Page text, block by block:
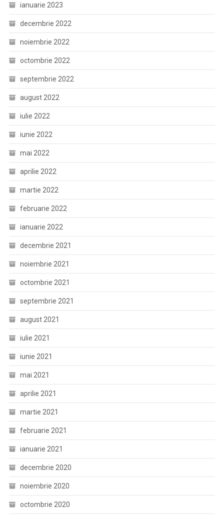
ianuarie 2023
decembrie 2022
noiembrie 2022
octombrie 2022
septembrie 2022
august 2022
iulie 2022
iunie 2022
mai 2022
aprilie 2022
martie 2022
februarie 2022
ianuarie 2022
decembrie 2021
noiembrie 2021
octombrie 2021
septembrie 2021
august 2021
iulie 2021
iunie 2021
mai 2021
aprilie 2021
martie 2021
februarie 2021
ianuarie 2021
decembrie 2020
noiembrie 2020
octombrie 2020